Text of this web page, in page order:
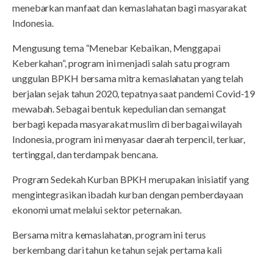
menebarkan manfaat dan kemaslahatan bagi masyarakat
Indonesia.
Mengusung tema “Menebar Kebaikan, Menggapai
Keberkahan”, program ini menjadi salah satu program
unggulan BPKH bersama mitra kemaslahatan yang telah
berjalan sejak tahun 2020, tepatnya saat pandemi Covid-19
mewabah. Sebagai bentuk kepedulian dan semangat
berbagi kepada masyarakat muslim di berbagai wilayah
Indonesia, program ini menyasar daerah terpencil, terluar,
tertinggal, dan terdampak bencana.
Program Sedekah Kurban BPKH merupakan inisiatif yang
mengintegrasikan ibadah kurban dengan pemberdayaan
ekonomi umat melalui sektor peternakan.
Bersama mitra kemaslahatan, program ini terus
berkembang dari tahun ke tahun sejak pertama kali